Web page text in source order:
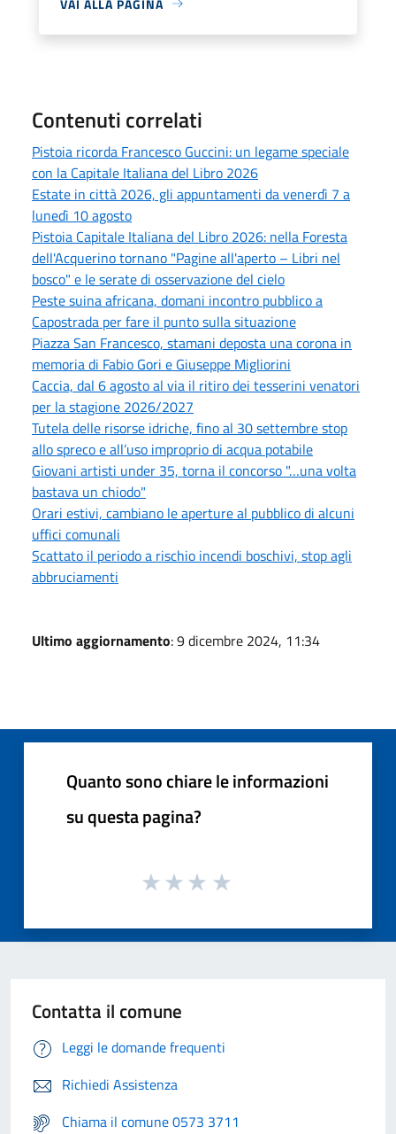
Contenuti correlati
Pistoia ricorda Francesco Guccini: un legame speciale
con la Capitale Italiana del Libro 2026
Estate in città 2026, gli appuntamenti da venerdì 7 a
lunedì 10 agosto
Pistoia Capitale Italiana del Libro 2026: nella Foresta
dell'Acquerino tornano "Pagine all'aperto – Libri nel
bosco" e le serate di osservazione del cielo
Peste suina africana, domani incontro pubblico a
Capostrada per fare il punto sulla situazione
Piazza San Francesco, stamani deposta una corona in
memoria di Fabio Gori e Giuseppe Migliorini
Caccia, dal 6 agosto al via il ritiro dei tesserini venatori
per la stagione 2026/2027
Tutela delle risorse idriche, fino al 30 settembre stop
allo spreco e all’uso improprio di acqua potabile
Giovani artisti under 35, torna il concorso "…una volta
bastava un chiodo"
Orari estivi, cambiano le aperture al pubblico di alcuni
uffici comunali
Scattato il periodo a rischio incendi boschivi, stop agli
abbruciamenti
Ultimo aggiornamento: 9 dicembre 2024, 11:34
Quanto sono chiare le informazioni
su questa pagina?
Contatta il comune
Leggi le domande frequenti
Richiedi Assistenza
Chiama il comune 0573 3711